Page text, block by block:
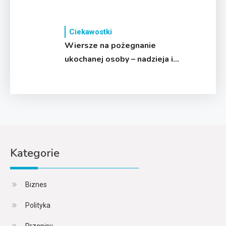
Ciekawostki
Wiersze na pożegnanie
ukochanej osoby – nadzieja i
Kategorie
Biznes
Polityka